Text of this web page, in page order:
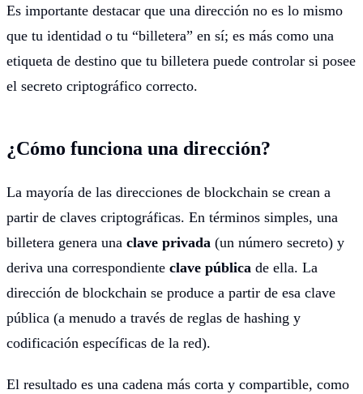
Es importante destacar que una dirección no es lo mismo
que tu identidad o tu “billetera” en sí; es más como una
etiqueta de destino que tu billetera puede controlar si posee
el secreto criptográfico correcto.
¿Cómo funciona una dirección?
La mayoría de las direcciones de blockchain se crean a
partir de claves criptográficas. En términos simples, una
billetera genera una clave privada (un número secreto) y
deriva una correspondiente clave pública de ella. La
dirección de blockchain se produce a partir de esa clave
pública (a menudo a través de reglas de hashing y
codificación específicas de la red).
El resultado es una cadena más corta y compartible, como